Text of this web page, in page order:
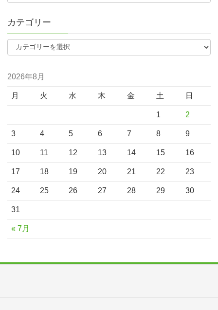
カテゴリー
2026年8月
月 火 水 木 金 土 日
« 7月
1 2
3 4 5 6 7 8 9
10 11 12 13 14 15 16
17 18 19 20 21 22 23
24 25 26 27 28 29 30
31